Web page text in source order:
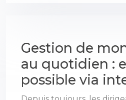
Gestion de
au quotidien :
possible via